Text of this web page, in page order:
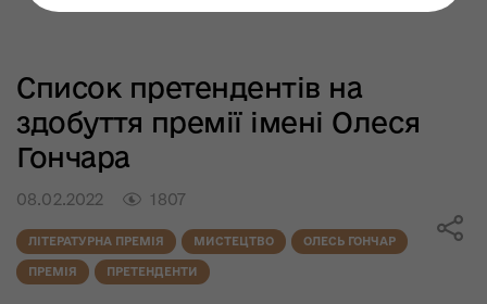
Список претендентів на
здобуття премії імені Олеся
Гончара
08.02.2022 1807
ЛІТЕРАТУРНА ПРЕМІЯ МИСТЕЦТВО ОЛЕСЬ ГОНЧАР
ПРЕМІЯ ПРЕТЕНДЕНТИ